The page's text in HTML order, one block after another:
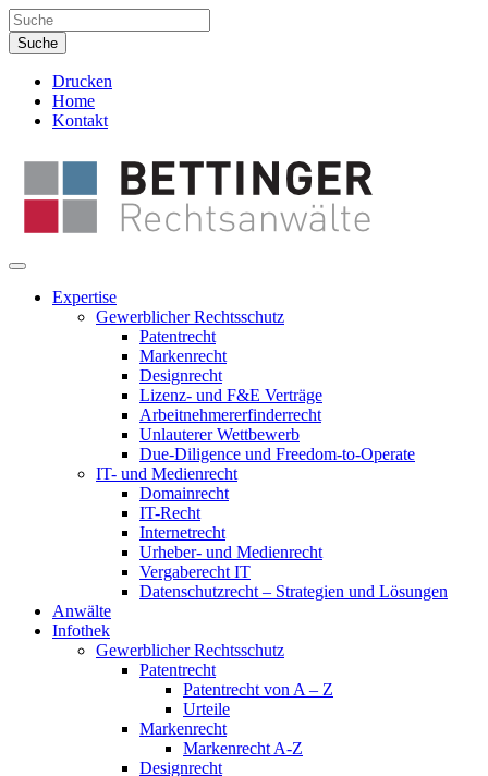
Drucken
Home
Kontakt
Expertise
Gewerblicher Rechtsschutz
Patentrecht
Markenrecht
Designrecht
Lizenz- und F&E Verträge
Arbeitnehmererfinderrecht
Unlauterer Wettbewerb
Due-Diligence und Freedom-to-Operate
IT- und Medienrecht
Domainrecht
IT-Recht
Internetrecht
Urheber- und Medienrecht
Vergaberecht IT
Datenschutzrecht – Strategien und Lösungen
Anwälte
Infothek
Gewerblicher Rechtsschutz
Patentrecht
Patentrecht von A – Z
Urteile
Markenrecht
Markenrecht A-Z
Designrecht